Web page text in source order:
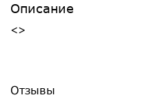
Описание
<>
Отзывы